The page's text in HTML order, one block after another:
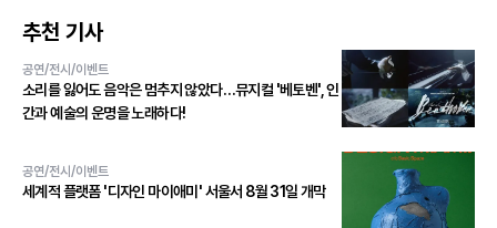
추천 기사
공연/전시/이벤트
소리를 잃어도 음악은 멈추지 않았다…뮤지컬 '베토벤', 인
간과 예술의 운명을 노래하다!
공연/전시/이벤트
세계적 플랫폼 '디자인 마이애미' 서울서 8월 31일 개막